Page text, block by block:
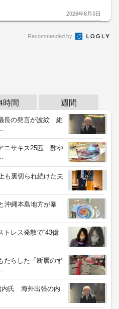
2026年8月5日
Recommended by
時間 週間
長の発言が波紋 維
ニサキス25匹 酢や
も裏切られ続けた夫
沖縄本島地方が暴
トレス発散で“43億
たらした「断層のず
内氏 海外出張の内